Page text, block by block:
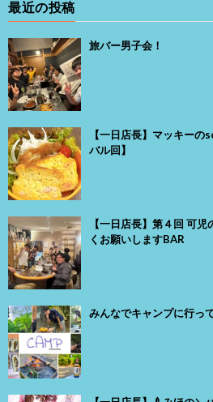
最近の投稿
旅バー男子会！
【一日店長】マッキー
バル回】
【一日店長】第４回 可
くお願いしますBAR
みんなでキャンプに行っ